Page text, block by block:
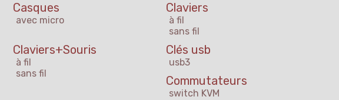
Casques
avec micro
Claviers
à fil
sans fil
Claviers+Souris
à fil
sans fil
Clés usb
usb3
Commutateurs
switch KVM